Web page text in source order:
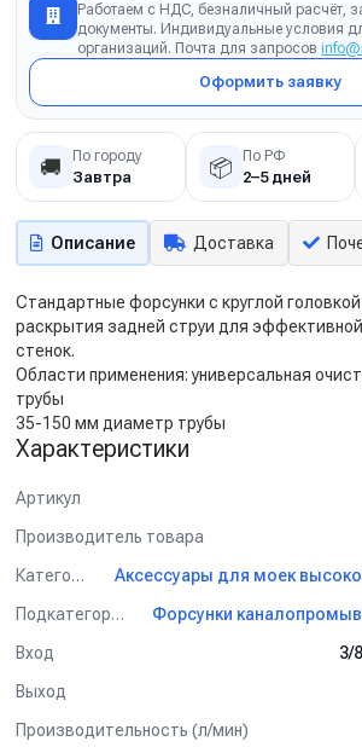
Работаем с НДС, безналичный расчёт,
документы. Индивидуальные условия
организаций. Почта для запросов
Оформить заявку
🚚 По городу
Завтра 📦 По РФ
2–5 дней
Описание Доставка
Стандартные форсунки с круглой
раскрытия задней струи для
стенок.
Области применения: универсальная
трубы
35-150 мм диаметр трубы
Характеристики
Артикул
Производитель товара
Категория
Подкатегория
Вход
3/
Выход
Производительность (л/мин)